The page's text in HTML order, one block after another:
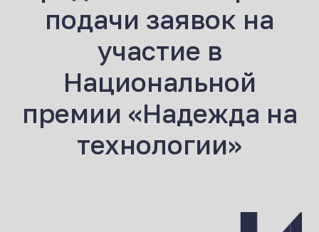
подачи заявок на
участие в
Национальной
премии «Надежда на
технологии»